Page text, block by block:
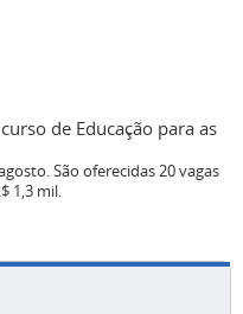
de Educação para as
São oferecidas 20 vagas
1,3 mil.